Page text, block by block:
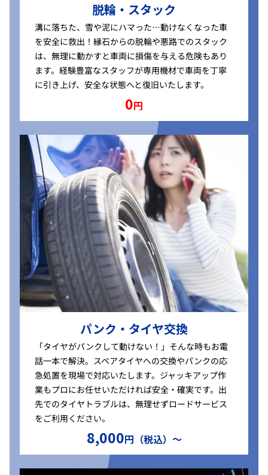
脱輪・スタック
溝に落ちた、雪や泥にハマった…動けなくなった車
を安全に救出！縁石からの脱輪や悪路でのスタック
は、無理に動かすと車両に損傷を与える危険もあり
ます。経験豊富なスタッフが専用機材で車両を丁寧
に引き上げ、安全な状態へと復旧いたします。
0円
パンク・タイヤ交換
「タイヤがパンクして動けない！」そんな時もお電
話一本で解決。スペアタイヤへの交換やパンクの応
急処置を現場で対応いたします。ジャッキアップ作
業もプロにお任せいただければ安全・確実です。出
先でのタイヤトラブルは、無理せずロードサービス
をご利用ください。
8,000円（税込）〜